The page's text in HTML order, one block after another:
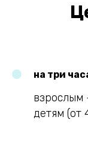
на три
взрослым
детям (от